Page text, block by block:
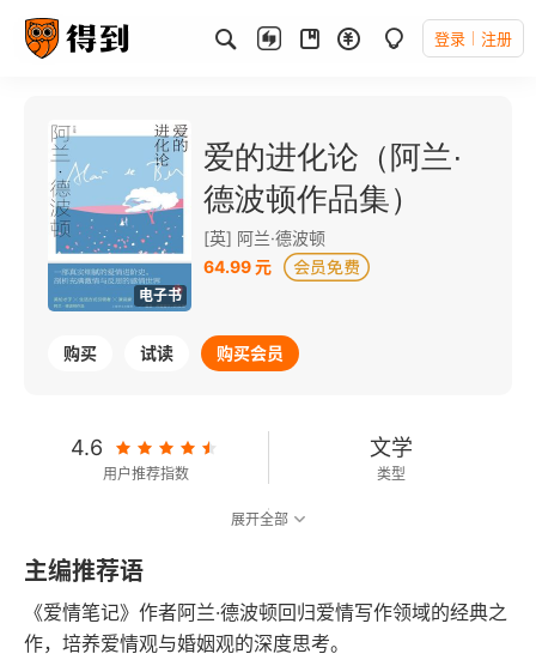
登录 注册
电子书
爱的进化论（阿兰·
德波顿作品集）
[英] 阿兰·德波顿
64.99 元
购买 试读 购买会员
4.6
用户推荐指数
文学
类型
107千字
字数
2021-06-01
发行日期
展开全部
主编推荐语
《爱情笔记》作者阿兰·德波顿回归爱情写作领域的经典之
作，培养爱情观与婚姻观的深度思考。